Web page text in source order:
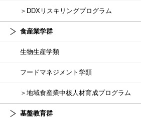
＞DDXリスキリングプログラム
食産業学群
生物生産学類
フードマネジメント学類
＞地域食産業中核人材育成プログラム
基盤教育群